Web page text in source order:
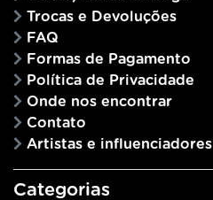
Trocas e Devoluções
FAQ
Formas de Pagamento
Política de Privacidade
Onde nos encontrar
Contato
Artistas e influenciadores
Categorias